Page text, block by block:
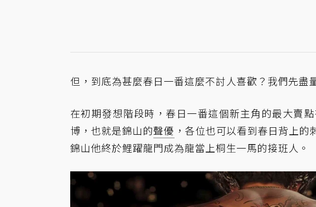
但，到底為甚麼春日一番這麼不討人喜歡？我們先盡
在初期發想階段時，春日一番這個新主角的最大賣
博，也就是錦山的聲優 ，各位也可以看到春日背上
錦山他終於鯉躍龍門成為龍當上桐生一馬的接班人。